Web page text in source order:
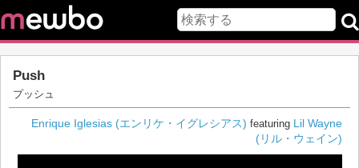
Push
プッシュ
Enrique Iglesias (エンリケ・イグレシアス) featuring Lil Wayne
(リル・ウェイン)